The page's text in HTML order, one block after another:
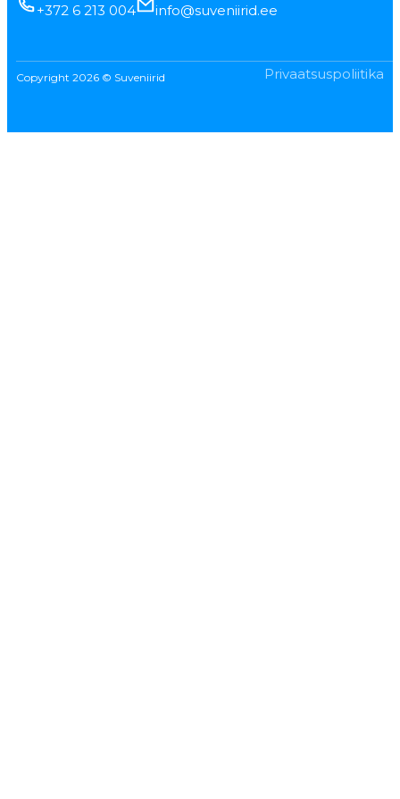
+372 6 213 004 info@suveniirid.ee
Copyright 2026 © Suveniirid Privaatsuspoliitika